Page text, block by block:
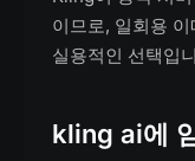
이므로, 일회용
실용적인 선택입
kling ai에